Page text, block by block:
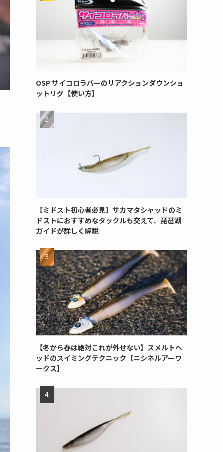
OSP サイコロラバーのリアクションダウンショ
ットリグ【使い方】
【ミドスト初心者必見】サカマタシャッドのミ
ドストにおすすめなタックルも交えて、琵琶湖
ガイドが詳しく解説
【冬から春は絶対これが外せない】スメルトヘ
ッドのスイミングテクニック【ニシネルアーワ
ークス】